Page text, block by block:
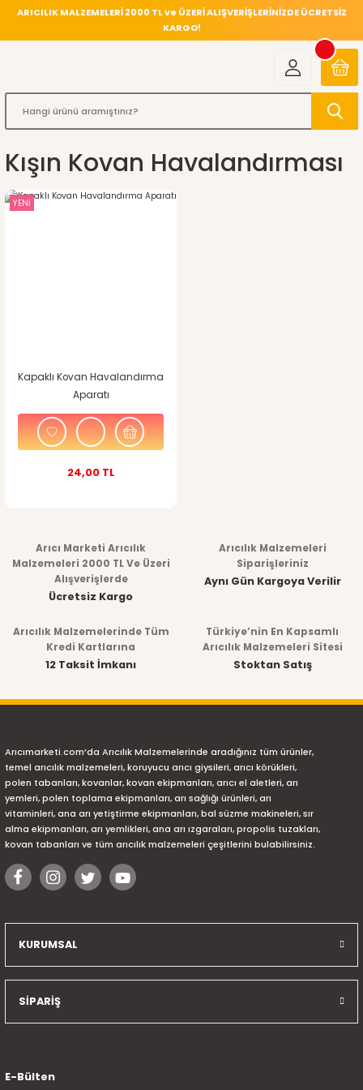
ARICILIK MALZEMELERİ 2000 TL ve ÜZERİ ALIŞVERİŞLERİNİZDE ÜCRETSİZ
KARGO!
Kışın Kovan Havalandırması
YENİ
Kapaklı Kovan Havalandırma
Aparatı
24,00 TL
Arıcı Marketi Arıcılık
Malzemeleri 2000 TL Ve Üzeri
Alışverişlerde
Ücretsiz Kargo
Arıcılık Malzemeleri
Siparişleriniz
Aynı Gün Kargoya Verilir
Arıcılık Malzemelerinde Tüm
Kredi Kartlarına
12 Taksit İmkanı
Türkiye’nin En Kapsamlı
Arıcılık Malzemeleri Sitesi
Stoktan Satış
Arıcımarketi.com’da Arıcılık Malzemelerinde aradığınız tüm ürünler,
temel arıcılık malzemeleri, koruyucu arıcı giysileri, arıcı körükleri,
polen tabanları, kovanlar, kovan ekipmanları, arıcı el aletleri, arı
yemleri, polen toplama ekipmanları, arı sağlığı ürünleri, arı
vitaminleri, ana arı yetiştirme ekipmanları, bal süzme makineleri, sır
alma ekipmanları, arı yemlikleri, ana arı ızgaraları, propolis tuzakları,
kovan tabanları ve tüm arıcılık malzemeleri çeşitlerini bulabilirsiniz.
KURUMSAL
SİPARİŞ
E-Bülten